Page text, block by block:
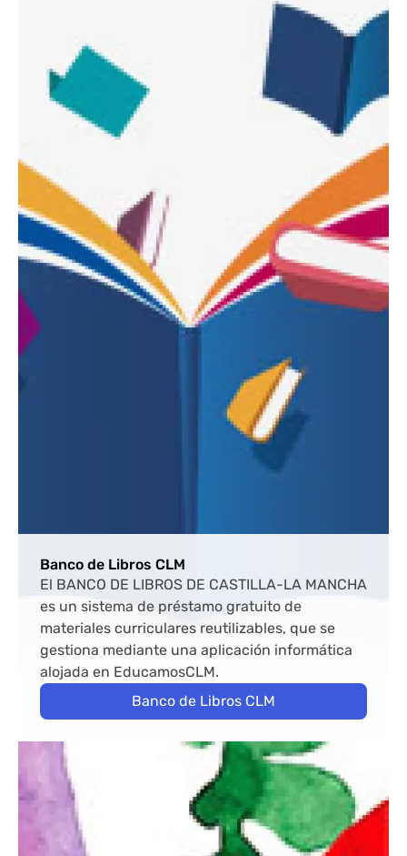
Banco de Libros CLM
El BANCO DE LIBROS DE CASTILLA-LA MANCHA
es un sistema de préstamo gratuito de
materiales curriculares reutilizables, que se
gestiona mediante una aplicación informática
alojada en EducamosCLM.
Banco de Libros CLM
Bloque de contenido